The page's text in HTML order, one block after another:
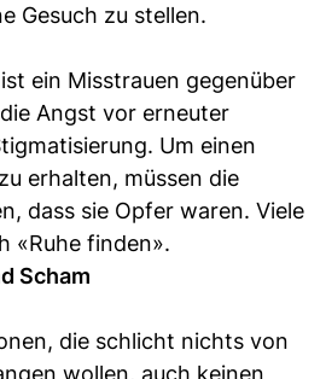
Gesuch zu stellen.
ein Misstrauen gegenüber
Angst vor erneuter
Um einen
erhalten, müssen die
dass sie Opfer waren. Viele
«Ruhe finden».
Scham
die schlicht nichts von
wollen, auch keinen